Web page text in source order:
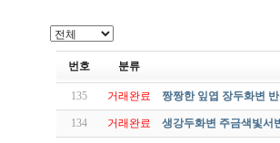
번호 분류
135 거래완료 짱짱한 잎엽 장두화변
134 거래완료 생강두화변 주금색빛서